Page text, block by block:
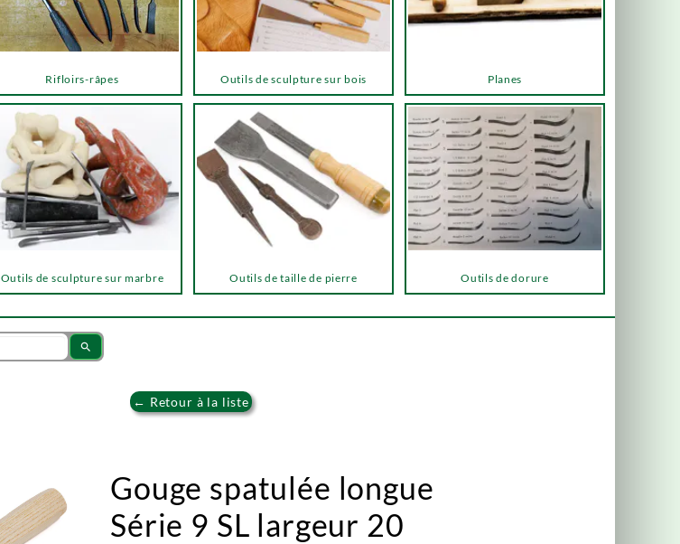
Rifloirs-râpes Outils de sculpture sur bois Planes
Outils de sculpture sur marbre Outils de taille de pierre Outils de dorure
search
← Retour à la liste
Gouge spatulée longue
Série 9 SL largeur 20